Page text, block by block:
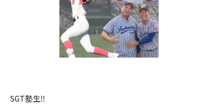
SGT塾生‼️